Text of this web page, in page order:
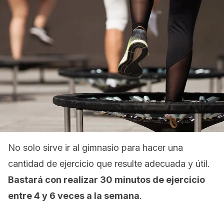
No solo sirve ir al gimnasio para hacer una
cantidad de ejercicio que resulte adecuada y útil.
Bastará con realizar 30 minutos de ejercicio
entre 4 y 6 veces a la semana.